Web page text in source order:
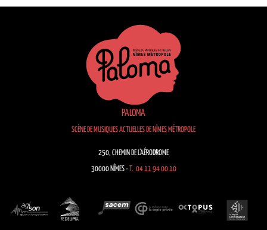
PALOMA
SCÈNE DE MUSIQUES ACTUELLES DE NÎMES MÉTROPOLE
250, CHEMIN DE L’AÉRODROME
30000 NÎMES -T. 04 11 94 00 10